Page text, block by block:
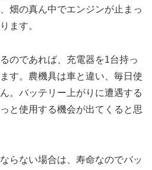
畑の真ん中でエンジンが止まっ
ます。
のであれば、充電器を1台持っ
す。農機具は車と違い、毎日使
。バッテリー上がりに遭遇する
と使用する機会が出てくると思
らない場合は、寿命なのでバッ